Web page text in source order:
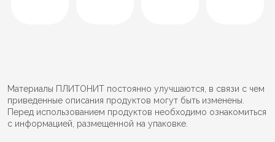
Материалы ПЛИТОНИТ постоянно улучшаются, в связи с чем
приведенные описания продуктов могут быть изменены.
Перед использованием продуктов необходимо ознакомиться
с информацией, размещенной на упаковке.